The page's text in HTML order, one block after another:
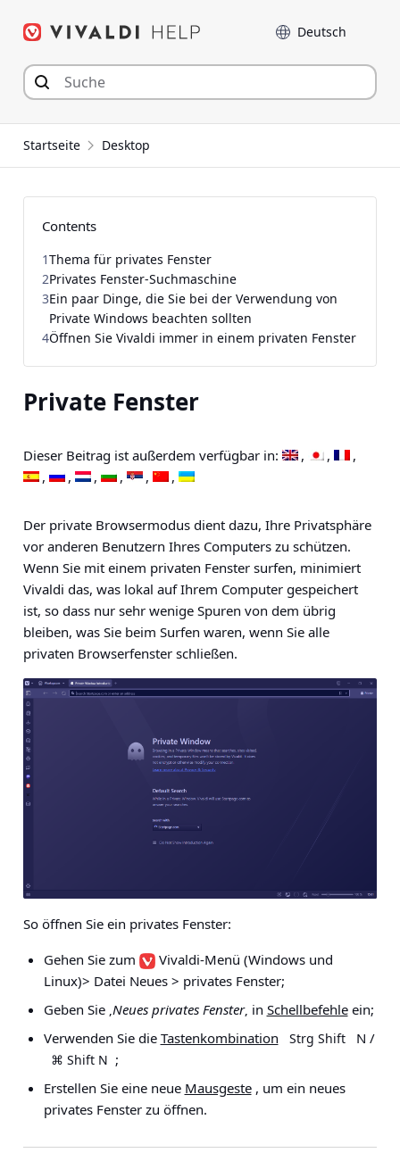
Inhalt
Sprache
Startseite Desktop
Private Fenster
Dieser Beitrag ist außerdem verfügbar in:
Der private Browsermodus dient dazu, Ihre Privatsphäre
vor anderen Benutzern Ihres Computers zu schützen.
Wenn Sie mit einem privaten Fenster surfen, minimiert
Vivaldi das, was lokal auf Ihrem Computer gespeichert
ist, so dass nur sehr wenige Spuren von dem übrig
bleiben, was Sie beim Surfen waren, wenn Sie alle
privaten Browserfenster schließen.
So öffnen Sie ein privates Fenster:
Gehen Sie zum
Vivaldi-Menü (Windows und
Linux)> Datei Neues > privates Fenster;
Geben Sie ‚Neues privates Fenster‚ in Schellbefehleein;
Verwenden Sie die Tastenkombination Strg Shift N /
⌘ Shift N ;
Erstellen Sie eine neue Mausgeste, um ein neues
privates Fenster zu öffnen.
Contents
1Thema für privates Fenster
2Privates Fenster-Suchmaschine
3Ein paar Dinge, die Sie bei der Verwendung von
Private Windows beachten sollten
4Öffnen Sie Vivaldi immer in einem privaten Fenster